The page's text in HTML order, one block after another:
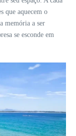
que aquecem o
memória a ser
se esconde em